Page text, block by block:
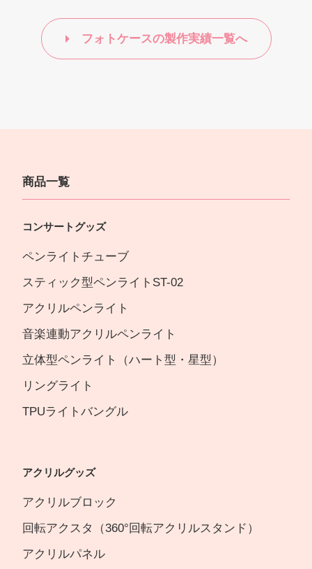
フォトケースの製作実績一覧へ
商品一覧
コンサートグッズ
ペンライトチューブ
スティック型ペンライトST-02
アクリルペンライト
音楽連動アクリルペンライト
立体型ペンライト（ハート型・星型）
リングライト
TPUライトバングル
アクリルグッズ
アクリルブロック
回転アクスタ（360°回転アクリルスタンド）
アクリルパネル